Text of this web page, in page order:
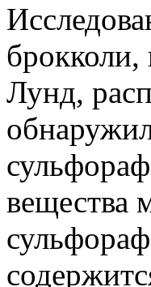
Лунд,
вещества